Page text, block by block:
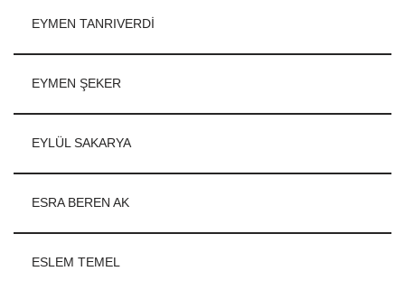
EYMEN TANRIVERDİ
EYMEN ŞEKER
EYLÜL SAKARYA
ESRA BEREN AK
ESLEM TEMEL